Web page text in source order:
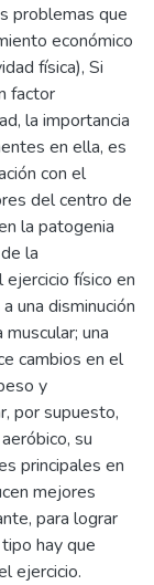
problemas que
económico
física), Si
factor
la importancia
en ella, es
con el
del centro de
la patogenia
la
ejercicio físico en
una disminución
una
cambios en el
y
por supuesto,
su
principales en
mejores
para lograr
hay que
ejercicio.